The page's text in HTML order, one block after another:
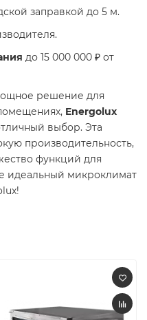
заправкой до 5 м.
до 15 000 000 ₽ от
решение для
Energolux
выбор. Эта
производительность,
функций для
идеальный микроклимат